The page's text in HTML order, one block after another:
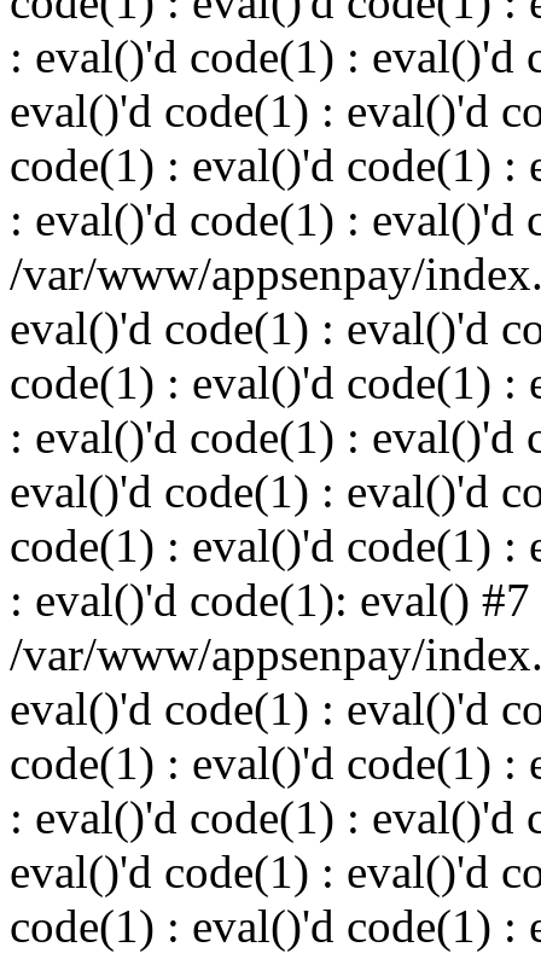
: eval()'d code(1) : eval()'d
eval()'d code(1) : eval()'d
code(1) : eval()'d code(1) :
: eval()'d code(1) : eval()'d
/var/www/appsenpay/
eval()'d code(1) : eval()'d
code(1) : eval()'d code(1) :
: eval()'d code(1) : eval()'d
eval()'d code(1) : eval()'d
code(1) : eval()'d code(1) :
: eval()'d code(1): eval() #7
/var/www/appsenpay/
eval()'d code(1) : eval()'d
code(1) : eval()'d code(1) :
: eval()'d code(1) : eval()'d
eval()'d code(1) : eval()'d
code(1) : eval()'d code(1) :